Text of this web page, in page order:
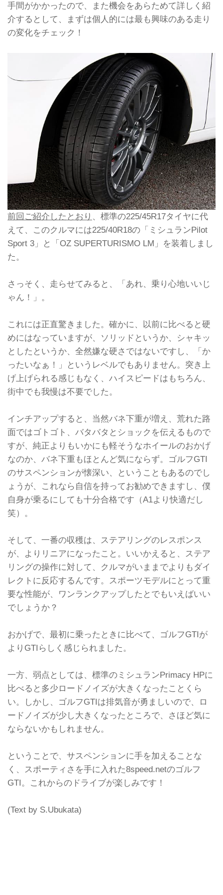
手間がかかったので、また機会をあらためて詳しく紹
介するとして、まずは個人的には最も興味のある走り
の変化をチェック！
前回ご紹介したとおり
、標準の225/45R17タイヤに代
えて、このクルマには225/40R18の「ミシュランPilot
Sport 3」と「OZ SUPERTURISMO LM」を装着しまし
た。
さっそく、走らせてみると、「あれ、乗り心地いいじ
ゃん！」。
これには正直驚きました。確かに、以前に比べると硬
めにはなっていますが、ソリッドというか、シャキッ
としたというか、全然嫌な硬さではないですし、「か
ったいなぁ！」というレベルでもありません。突き上
げ上げられる感じもなく、ハイスピードはもちろん、
街中でも我慢は不要でした。
インチアップすると、当然バネ下重が増え、荒れた路
面ではゴトゴト、バタバタとショックを伝えるもので
すが、純正よりもいかにも軽そうなホイールのおかげ
なのか、バネ下重もほとんど気にならず。ゴルフGTI
のサスペンションが懐深い、ということもあるのでし
ょうが、これなら自信を持ってお勧めできますし、僕
自身が乗るにしても十分合格です（A1より快適だし
笑）。
そして、一番の収穫は、ステアリングのレスポンス
が、よりリニアになったこと。いいかえると、ステア
リングの操作に対して、クルマがいままでよりもダイ
レクトに反応するんです。スポーツモデルにとって重
要な性能が、ワンランクアップしたとでもいえばいい
でしょうか？
おかげで、最初に乗ったときに比べて、ゴルフGTIが
よりGTIらしく感じられました。
一方、弱点としては、標準のミシュランPrimacy HPに
比べると多少ロードノイズが大きくなったことくら
い。しかし、ゴルフGTIは排気音が勇ましいので、ロ
ードノイズが少し大きくなったところで、さほど気に
ならないかもしれません。
ということで、サスペンションに手を加えることな
く、スポーティさを手に入れた8speed.netのゴルフ
GTI。これからのドライブが楽しみです！
(Text by S.Ubukata)